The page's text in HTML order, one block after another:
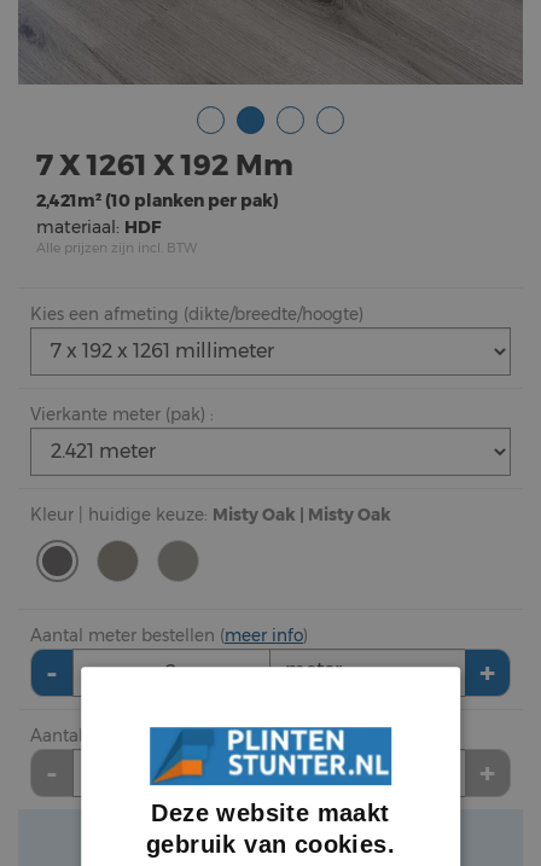
7 X 1261 X 192 Mm
2,421m² (10 planken per pak)
materiaal: HDF
Alle prijzen zijn incl. BTW
Kies een afmeting (dikte/breedte/hoogte)
Vierkante meter (pak) :
Kleur | huidige keuze: Misty Oak | Misty Oak
Aantal meter bestellen (meer info)
- meter +
Aantal pak (2.421 vierkante meter) bestellen
- pak +
Verwachte levertijd: 1 tot 3 werkdagen
Deze website maakt
gebruik van cookies.